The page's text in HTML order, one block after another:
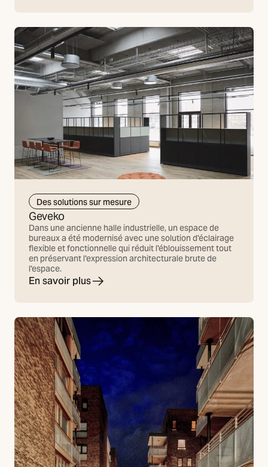
Des solutions sur mesure
Geveko
Dans une ancienne halle industrielle, un espace de
bureaux a été modernisé avec une solution d'éclairage
flexible et fonctionnelle qui réduit l'éblouissement tout
en préservant l'expression architecturale brute de
l'espace.
En savoir plus